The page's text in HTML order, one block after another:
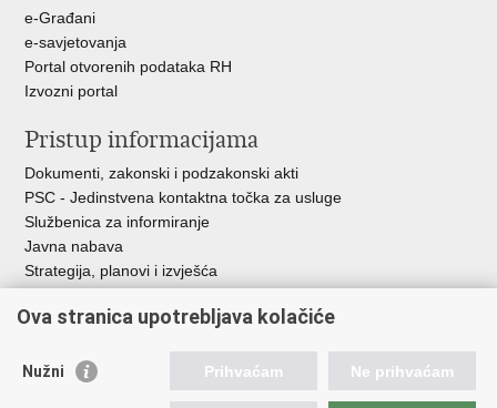
e-Građani
e-savjetovanja
Portal otvorenih podataka RH
Izvozni portal
Pristup informacijama
Dokumenti, zakonski i podzakonski akti
PSC - Jedinstvena kontaktna točka za usluge
Službenica za informiranje
Javna nabava
Strategija, planovi i izvješća
Korisne poveznice
Ova stranica upotrebljava kolačiće
Nužni Prihvaćam Ne prihvaćam